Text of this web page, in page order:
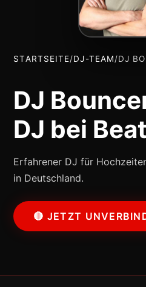
STARTSEITE/DJ-TEAM/DJ
DJ
DJ bei
Erfahrener DJ für
in Deutschland.
🔴 JETZT